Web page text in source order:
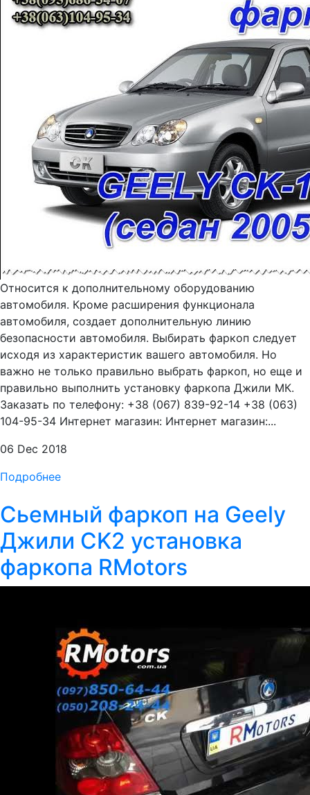
Относится к дополнительному оборудованию
автомобиля. Кроме расширения функционала
автомобиля, создает дополнительную линию
безопасности автомобиля. Выбирать фаркоп следует
исходя из характеристик вашего автомобиля. Но
важно не только правильно выбрать фаркоп, но еще и
правильно выполнить установку фаркопа Джили МК.
Заказать по телефону: +38 (067) 839-92-14 +38 (063)
104-95-34 Интернет магазин: Интернет магазин:...
06 Dec 2018
Подробнее
Сьемный фаркоп на Geely
Джили CK2 установка
фаркопа RMotors